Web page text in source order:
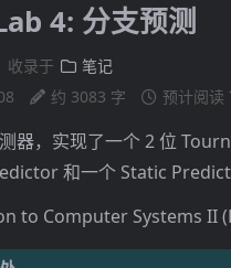
4: 分支预测
收录于
笔记
约 3083 字 预计阅读
器，实现了一个 2 位
和一个 Static
to Computer Systems II